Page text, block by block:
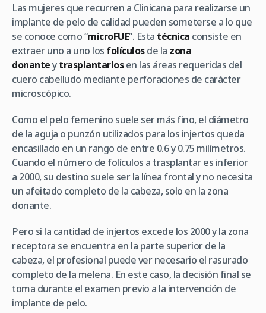
Las mujeres que recurren a Clinicana para realizarse un
implante de pelo de calidad pueden someterse a lo que
se conoce como “microFUE”. Esta técnica consiste en
extraer uno a uno los folículosde la zona
donanteytrasplantarlosen las áreas requeridas del
cuero cabelludo mediante perforaciones de carácter
microscópico.
Como el pelo femenino suele ser más fino, el diámetro
de la aguja o punzón utilizados para los injertos queda
encasillado en un rango de entre 0.6 y 0.75 milímetros.
Cuando el número de folículos a trasplantar es inferior
a 2000, su destino suele ser la línea frontal y no necesita
un afeitado completo de la cabeza, solo en la zona
donante.
Pero si la cantidad de injertos excede los 2000 y la zona
receptora se encuentra en la parte superior de la
cabeza, el profesional puede ver necesario el rasurado
completo de la melena. En este caso, la decisión final se
toma durante el examen previo a la intervención de
implante de pelo.